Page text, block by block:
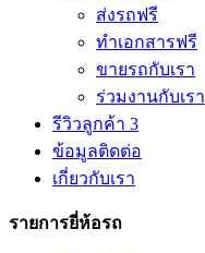
ส่งรถฟรี
ทำเอกสารฟรี
ขายรถกับเรา
ร่วมงานกับเรา
รีวิวลูกค้า 3
ข้อมูลติดต่อ
เกี่ยวกับเรา
รายการยี่ห้อรถ